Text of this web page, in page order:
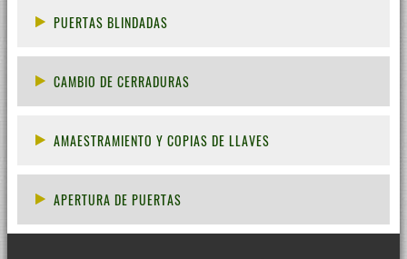
PUERTAS BLINDADAS
CAMBIO DE CERRADURAS
AMAESTRAMIENTO Y COPIAS DE LLAVES
APERTURA DE PUERTAS